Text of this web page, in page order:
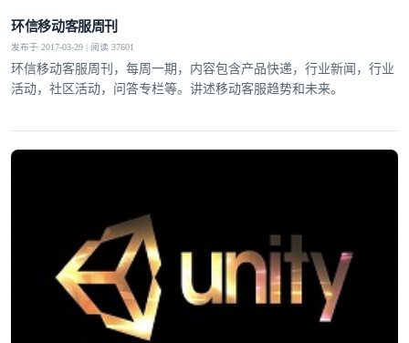
环信移动客服周刊
发布于 2017-03-29 | 阅读 37601
环信移动客服周刊，每周一期，内容包含产品快递，行业新闻，行业
活动，社区活动，问答专栏等。讲述移动客服趋势和未来。